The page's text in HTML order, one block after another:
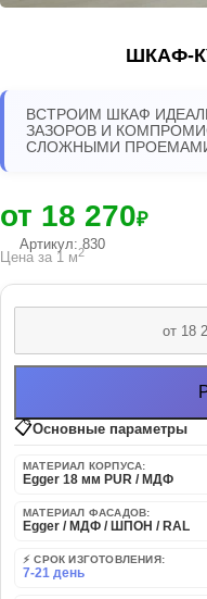
ШКАФ-
ВСТРОИМ ШКАФ
ЗАЗОРОВ И
СЛОЖНЫМИ
от 18 270₽
Артикул: 830
Цена за 1 м2
📋Основные параметры
МАТЕРИАЛ КОРПУСА:
Egger 18 мм PUR / МДФ
МАТЕРИАЛ ФАСАДОВ:
Egger / МДФ / ШПОН / RAL
⚡ СРОК ИЗГОТОВЛЕНИЯ:
7-21 день